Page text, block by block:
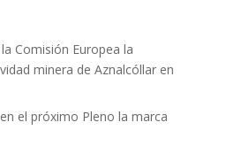
Comisión Europea la
minera de Aznalcóllar en
el próximo Pleno la marca